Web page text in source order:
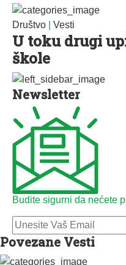
Društvo Vesti
U toku drugi
škole
Newsletter
Budite sigurni da nećete
Povezane Vesti